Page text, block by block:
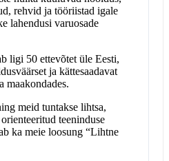
rehvid ja tööriistad igale
lahendusi varuosade
ligi 50 ettevõtet üle Eesti,
ja kättesaadavat
maakondades.
meid tuntakse lihtsa,
teeninduse
ka meie loosung “Lihtne